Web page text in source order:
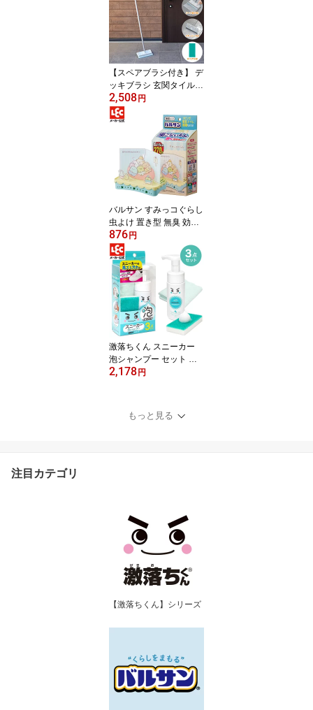
ふろ 洗剤 クリーナー く
もり 曇り 泡タイプ 泡パ
ック ウロコ取り レック
ダイレクト lec
【スペアブラシ付き】 デ
ッキブラシ 玄関タイルブ
ラシ 玄関タイル 掃除 玄
関ブラシ 玄関掃除 ベラ
ンダ スキージー シート
取付 タイル掃除 清掃 玄
関用 タイル用 水切り ジ
ョイント スペア ブラッ
シュ 激落ちくん 公式 レ
ック ダイレクト lec
2,508 円
バルサン すみっコぐらし
虫よけ 置き型 無臭 効果
270日 リビング 寝室 ト
イレ 窓際 虫こないもん
すみっこ こんなおうち
レックダイレクト レック
lec
876 円
激落ちくん スニーカー
泡シャンプー セット 本
体 & ブラシ & クロス 3点
分配合 ホワイト
2,178 円
もっと見る
注目カテゴリ
【激落ちくん】シリーズ